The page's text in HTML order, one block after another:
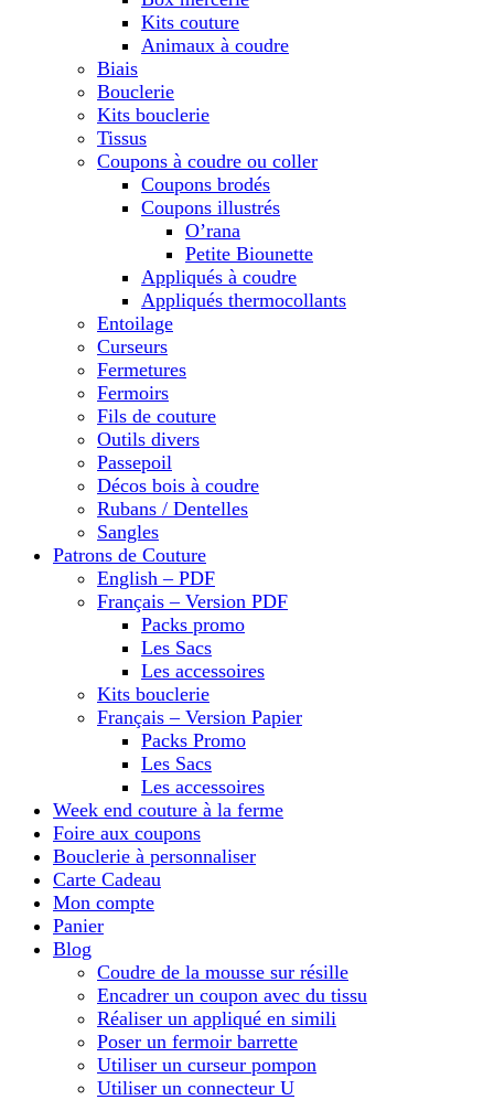
Kits couture
Animaux à coudre
Biais
Bouclerie
Kits bouclerie
Tissus
Coupons à coudre ou coller
Coupons brodés
Coupons illustrés
O’rana
Petite Biounette
Appliqués à coudre
Appliqués thermocollants
Entoilage
Curseurs
Fermetures
Fermoirs
Fils de couture
Outils divers
Passepoil
Décos bois à coudre
Rubans / Dentelles
Sangles
Patrons de Couture
English – PDF
Français – Version PDF
Packs promo
Les Sacs
Les accessoires
Kits bouclerie
Français – Version Papier
Packs Promo
Les Sacs
Les accessoires
Week end couture à la ferme
Foire aux coupons
Bouclerie à personnaliser
Carte Cadeau
Mon compte
Panier
Blog
Coudre de la mousse sur résille
Encadrer un coupon avec du tissu
Réaliser un appliqué en simili
Poser un fermoir barrette
Utiliser un curseur pompon
Utiliser un connecteur U